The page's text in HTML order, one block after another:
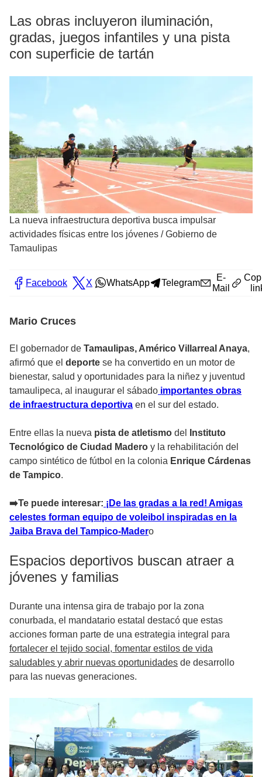
Las obras incluyeron iluminación,
gradas, juegos infantiles y una pista
con superficie de tartán
La nueva infraestructura deportiva busca impulsar
actividades físicas entre los jóvenes /Gobierno de
Tamaulipas
Facebook X WhatsApp Telegram
E-
Mail
Mario Cruces
El gobernador de Tamaulipas, Américo Villarreal Anaya,
afirmó que el deporte se ha convertido en un motor de
bienestar, salud y oportunidades para la niñez y juventud
tamaulipeca, al inaugurar el sábado importantes obras
de infraestructura deportiva en el sur del estado.
Entre ellas la nueva pista de atletismo del
Instituto
Tecnológico de Ciudad Madero y la rehabilitación del
campo sintético de fútbol en la colonia Enrique Cárdenas
de Tampico.
➡️Te puede interesar: ¡De las gradas a la red! Amigas
celestes forman equipo de voleibol inspiradas en la
Jaiba Brava del Tampico-Madero
Espacios deportivos buscan atraer a
jóvenes y familias
Durante una intensa gira de trabajo por la zona
conurbada, el mandatario estatal destacó que estas
acciones forman parte de una estrategia integral para
fortalecer el tejido social, fomentar estilos de vida
saludables y abrir nuevas oportunidades de desarrollo
para las nuevas generaciones.